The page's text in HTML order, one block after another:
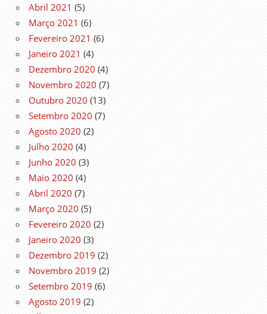
Abril 2021 (5)
Março 2021 (6)
Fevereiro 2021 (6)
Janeiro 2021 (4)
Dezembro 2020 (4)
Novembro 2020 (7)
Outubro 2020 (13)
Setembro 2020 (7)
Agosto 2020 (2)
Julho 2020 (4)
Junho 2020 (3)
Maio 2020 (4)
Abril 2020 (7)
Março 2020 (5)
Fevereiro 2020 (2)
Janeiro 2020 (3)
Dezembro 2019 (2)
Novembro 2019 (2)
Setembro 2019 (6)
Agosto 2019 (2)